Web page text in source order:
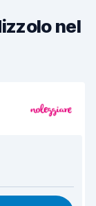
nel
7,1